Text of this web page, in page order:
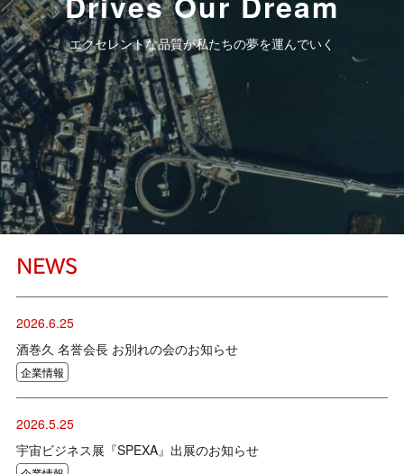
エクセレントな品質が私たちの夢を運んでいく
NEWS
2026.6.25
酒巻久 名誉会長 お別れの会のお知らせ
企業情報
2026.5.25
宇宙ビジネス展『SPEXA』出展のお知らせ